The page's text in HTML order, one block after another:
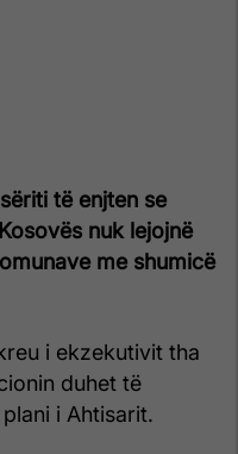
të enjten se
nuk lejojnë
me shumicë
i ekzekutivit tha
duhet të
i Ahtisarit.